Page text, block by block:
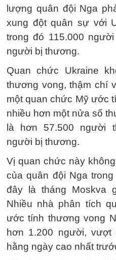
lượng quân đội Nga
xung đột quân sự với
trong đó 115.000
người bị thương.
Quan chức Ukraine
thương vong, thậm chí
một quan chức Mỹ ước
nhiều hơn một nửa số
là hơn 57.500 người
người bị thương.
Vị quan chức này
của quân đội Nga
đây là tháng Moskva
Nhiều nhà phân tích
ước tính thương vong
hơn 1.200 người,
hằng ngày cao nhất